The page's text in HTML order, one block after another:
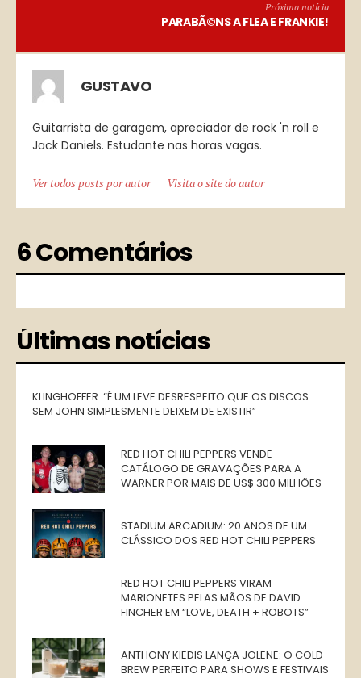
Próxima notícia
PARABÃ©NS A FLEA E FRANKIE!
GUSTAVO
Guitarrista de garagem, apreciador de rock 'n roll e
Jack Daniels. Estudante nas horas vagas.
Ver todos posts por autor Visita o site do autor
6 Comentários
Últimas notícias
KLINGHOFFER: “É UM LEVE DESRESPEITO QUE OS DISCOS
SEM JOHN SIMPLESMENTE DEIXEM DE EXISTIR”
RED HOT CHILI PEPPERS VENDE
CATÁLOGO DE GRAVAÇÕES PARA A
WARNER POR MAIS DE US$ 300 MILHÕES
STADIUM ARCADIUM: 20 ANOS DE UM
CLÁSSICO DOS RED HOT CHILI PEPPERS
RED HOT CHILI PEPPERS VIRAM
MARIONETES PELAS MÃOS DE DAVID
FINCHER EM “LOVE, DEATH + ROBOTS”
ANTHONY KIEDIS LANÇA JOLENE: O COLD
BREW PERFEITO PARA SHOWS E FESTIVAIS